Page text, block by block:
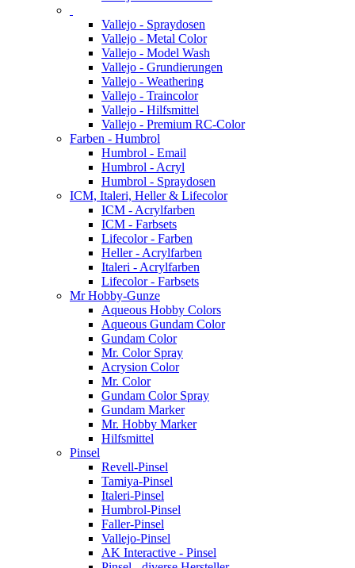
Vallejo - Spraydosen
Vallejo - Metal Color
Vallejo - Model Wash
Vallejo - Grundierungen
Vallejo - Weathering
Vallejo - Traincolor
Vallejo - Hilfsmittel
Vallejo - Premium RC-Color
Farben - Humbrol
Humbrol - Email
Humbrol - Acryl
Humbrol - Spraydosen
ICM, Italeri, Heller & Lifecolor
ICM - Acrylfarben
ICM - Farbsets
Lifecolor - Farben
Heller - Acrylfarben
Italeri - Acrylfarben
Lifecolor - Farbsets
Mr Hobby-Gunze
Aqueous Hobby Colors
Aqueous Gundam Color
Gundam Color
Mr. Color Spray
Acrysion Color
Mr. Color
Gundam Color Spray
Gundam Marker
Mr. Hobby Marker
Hilfsmittel
Pinsel
Revell-Pinsel
Tamiya-Pinsel
Italeri-Pinsel
Humbrol-Pinsel
Faller-Pinsel
Vallejo-Pinsel
AK Interactive - Pinsel